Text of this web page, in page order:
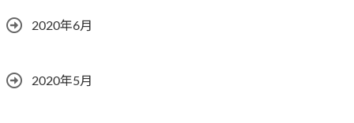
2020年6月
2020年5月